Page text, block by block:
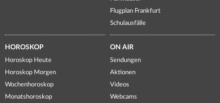
Flugplan Frankfurt
Schulausfälle
HOROSKOP
Horoskop Heute
Horoskop Morgen
Wochenhoroskop
Monatshoroskop
ON AIR
Sendungen
Aktionen
Videos
Webcams